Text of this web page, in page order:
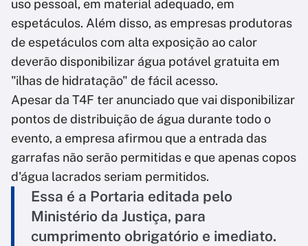
uso pessoal, em material adequado, em
espetáculos. Além disso, as empresas produtoras
de espetáculos com alta exposição ao calor
deverão disponibilizar água potável gratuita em
"ilhas de hidratação" de fácil acesso.
Apesar da T4F ter anunciado que vai disponibilizar
pontos de distribuição de água durante todo o
evento, a empresa afirmou que a entrada das
garrafas não serão permitidas e que apenas copos
d'água lacrados seriam permitidos.
Essa é a Portaria editada pelo
Ministério da Justiça, para
cumprimento obrigatório e imediato.